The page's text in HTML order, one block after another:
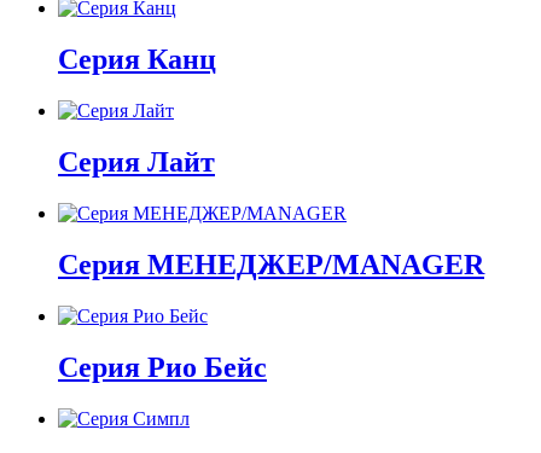
Серия Канц
Серия Лайт
Серия МЕНЕДЖЕР/MANAGER
Серия Рио Бейс